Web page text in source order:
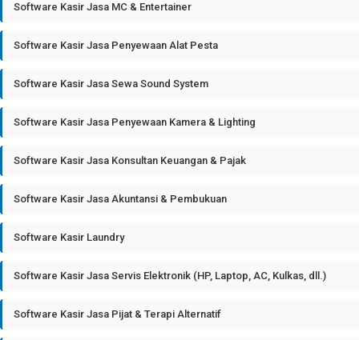
Software Kasir Jasa MC & Entertainer
Software Kasir Jasa Penyewaan Alat Pesta
Software Kasir Jasa Sewa Sound System
Software Kasir Jasa Penyewaan Kamera & Lighting
Software Kasir Jasa Konsultan Keuangan & Pajak
Software Kasir Jasa Akuntansi & Pembukuan
Software Kasir Laundry
Software Kasir Jasa Servis Elektronik (HP, Laptop, AC, Kulkas, dll.)
Software Kasir Jasa Pijat & Terapi Alternatif